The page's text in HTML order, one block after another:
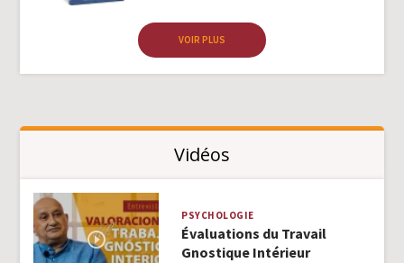
VOIR PLUS
Vidéos
PSYCHOLOGIE
Évaluations du Travail
Gnostique Intérieur